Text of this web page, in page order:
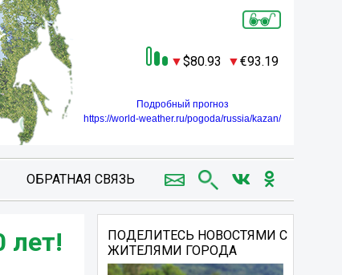
80.93 93.19
Подробный прогноз
https://world-weather.ru/pogoda/russia/kazan/
ОБРАТНАЯ СВЯЗЬ
лет!
ПОДЕЛИТЕСЬ НОВОСТЯМИ С
ЖИТЕЛЯМИ ГОРОДА